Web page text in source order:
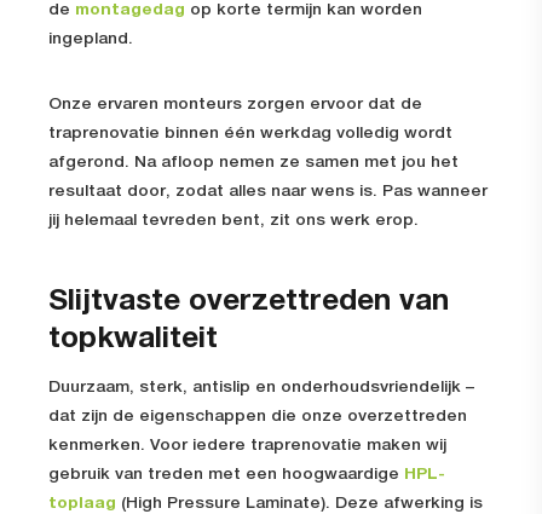
de montagedag op korte termijn kan worden
ingepland.
Onze ervaren monteurs zorgen ervoor dat de
traprenovatie binnen één werkdag volledig wordt
afgerond. Na afloop nemen ze samen met jou het
resultaat door, zodat alles naar wens is. Pas wanneer
jij helemaal tevreden bent, zit ons werk erop.
Slijtvaste overzettreden van
topkwaliteit
Duurzaam, sterk, antislip en onderhoudsvriendelijk –
dat zijn de eigenschappen die onze overzettreden
kenmerken. Voor iedere traprenovatie maken wij
gebruik van treden met een hoogwaardige HPL-
toplaag (High Pressure Laminate). Deze afwerking is